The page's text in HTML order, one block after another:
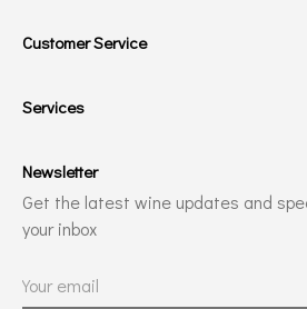
Customer Service
Services
Newsletter
Get the latest wine updates and
your inbox